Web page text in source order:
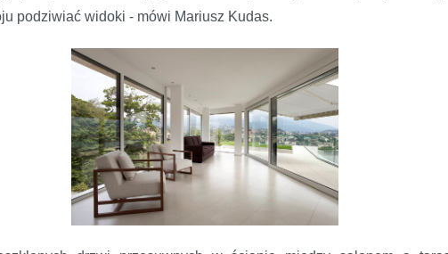
podziwiać widoki - mówi Mariusz Kudas.